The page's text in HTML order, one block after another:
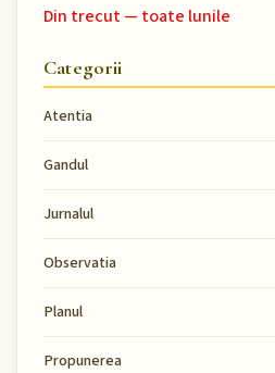
Din trecut — toate lunile
Categorii
Atentia
Gandul
Jurnalul
Observatia
Planul
Propunerea